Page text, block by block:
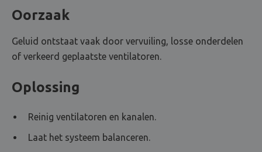
Oorzaak
Geluid ontstaat vaak door vervuiling, losse onderdelen
of verkeerd geplaatste ventilatoren.
Oplossing
Reinig ventilatoren en kanalen.
Laat het systeem balanceren.